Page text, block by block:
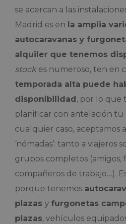
se acercan a las
Madrid es en la amplia
autocaravanas y
alquiler que tenemos
stockes numeroso, ten en
temporada alta puede
disponibilidad , por lo que
planificar con antelación tu
cualquier caso, aceptamos
‘nómadas’: tanto a viajeros
grupos completos (amigos,
compañeros de trabajo…).
porque tenemos
plazas y furgonetas
plazas, vehículos